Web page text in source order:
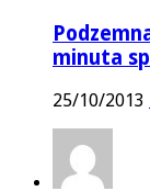
minuta
25/10/2013